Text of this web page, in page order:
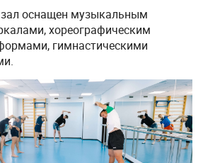
оснащен музыкальным
хореографическим
гимнастическими